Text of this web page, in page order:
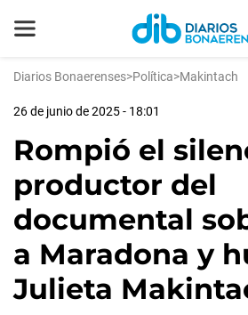
Diarios Bonaerenses>Política>Makintach
26 de junio de 2025 - 18:01
Rompió el
productor del
documental
a Maradona y
Julieta